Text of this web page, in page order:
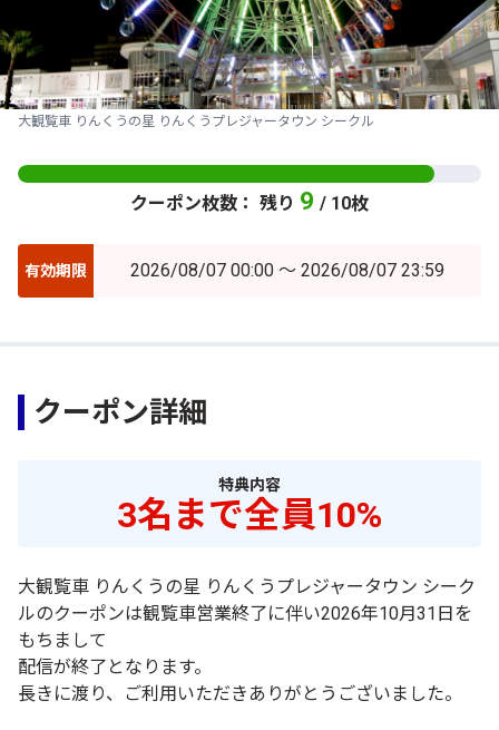
大観覧車 りんくうの星 りんくうプレジャータウン シークル
クーポン枚数： 残り 9 / 10枚
2026/08/07 00:00 ～ 2026/08/07 23:59
クーポン詳細
特典内容
3名まで全員10%
大観覧車 りんくうの星 りんくうプレジャータウン シーク
ルのクーポンは観覧車営業終了に伴い2026年10月31 日を
もちまして
配信が終了となります。
長きに渡り、ご利用いただきありがとうございました。